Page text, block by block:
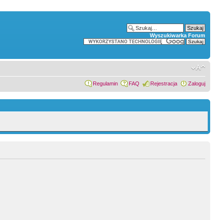
Wyszukiwarka Forum
Regulamin FAQ Rejestracja Zaloguj